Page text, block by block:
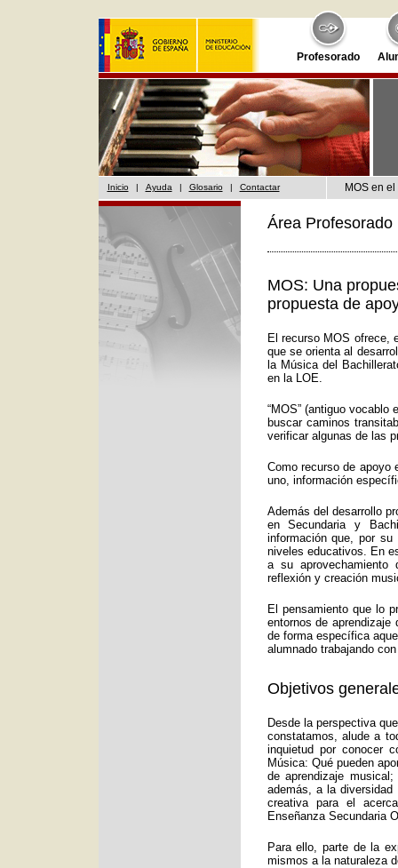
Profesorado
Inicio | Ayuda | Glosario | Contactar MOS en
Área
MOS: Una
propuesta de
El recurso MOS ofrece,
que se orienta al
la Música del
en la LOE.
“MOS” (antiguo
buscar caminos
verificar algunas de las
Como recurso de
uno, información
Además del desarrollo
en Secundaria y
información que, por
niveles educativos. En
a su aprovechamiento
reflexión y creación
El pensamiento que lo
entornos de aprendizaje
de forma específica
alumnado trabajando
Objetivos
Desde la perspectiva
constatamos, alude a
inquietud por conocer
Música: Qué pueden
de aprendizaje
además, a la
creativa para el
Enseñanza Secundaria
Para ello, parte de la
mismos a la naturaleza